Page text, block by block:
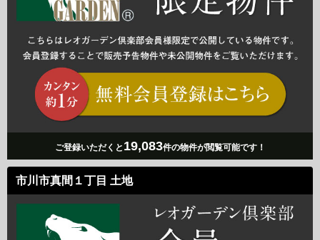
ご登録いただくと 19,083件の物件が閲覧可能です！
市川市真間１丁目 土地